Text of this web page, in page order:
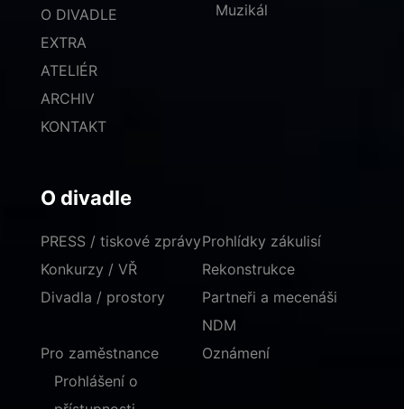
O DIVADLE
EXTRA
ATELIÉR
ARCHIV
KONTAKT
Muzikál
O divadle
PRESS / tiskové zprávy
Konkurzy / VŘ
Divadla / prostory
Prohlídky zákulisí
Rekonstrukce
Partneři a mecenáši
NDM
Pro zaměstnance
Oznámení
Prohlášení o